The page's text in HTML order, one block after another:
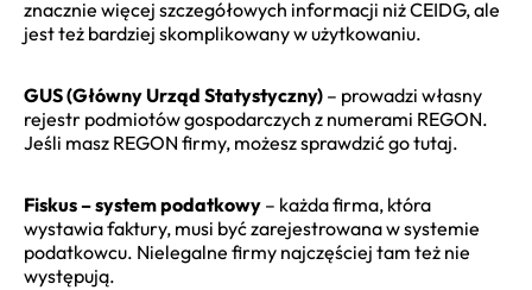
znacznie więcej szczegółowych informacji niż CEIDG, ale
jest też bardziej skomplikowany w użytkowaniu.
GUS (Główny Urząd Statystyczny) – prowadzi własny
rejestr podmiotów gospodarczych z numerami REGON.
Jeśli masz REGON firmy, możesz sprawdzić go tutaj.
Fiskus – system podatkowy – każda firma, która
wystawia faktury, musi być zarejestrowana w systemie
podatkowcu. Nielegalne firmy najczęściej tam też nie
występują.